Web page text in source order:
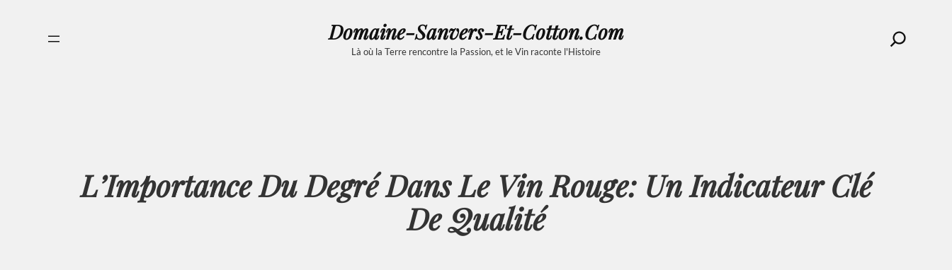
Domaine-Sanvers-Et-Cotton.com
Là où la Terre rencontre la Passion, et le Vin raconte l'Histoire
Search
L’Importance Du Degré Dans Le Vin Rouge: Un Indicateur Clé
De Qualité